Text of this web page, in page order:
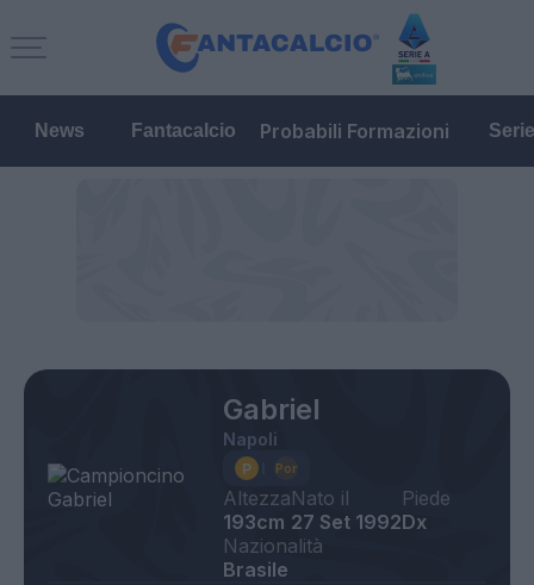
News Fantacalcio Probabili Formazioni
Gabriel
Napoli
Altezza
193cm
Nato il
27 Set 1992
Piede
Dx
Nazionalità
Brasile